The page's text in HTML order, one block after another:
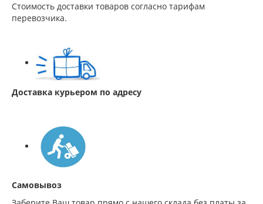
Стоимость доставки товаров согласно тарифам
перевозчика.
Доставка курьером по адресу
Самовывоз